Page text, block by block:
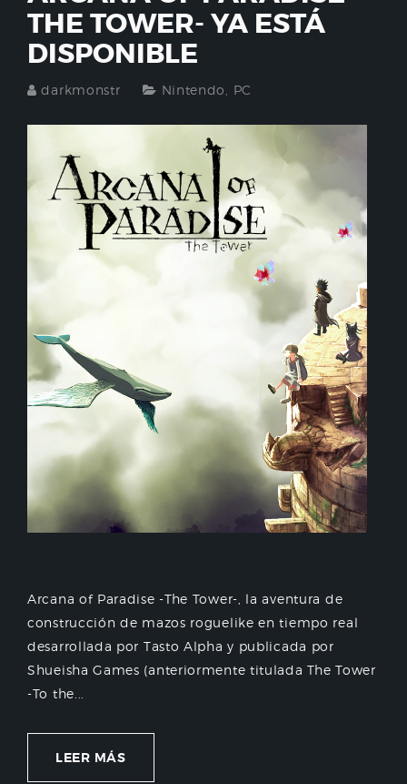
THE TOWER- YA ESTÁ
DISPONIBLE
darkmonstr Nintendo PC
Arcana of Paradise -The Tower-, la aventura de
construcción de mazos roguelike en tiempo real
desarrollada por Tasto Alpha y publicada por
Shueisha Games (anteriormente titulada The Tower
-To the...
LEER MÁS